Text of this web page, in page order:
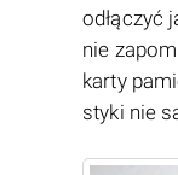
odłączyć
nie
karty
styki nie